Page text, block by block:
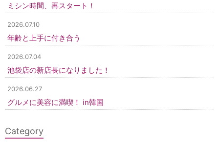
ミシン時間、再スタート！
2026.07.10
年齢と上手に付き合う
2026.07.04
池袋店の新店長になりました！
2026.06.27
グルメに美容に満喫！ in韓国
Category